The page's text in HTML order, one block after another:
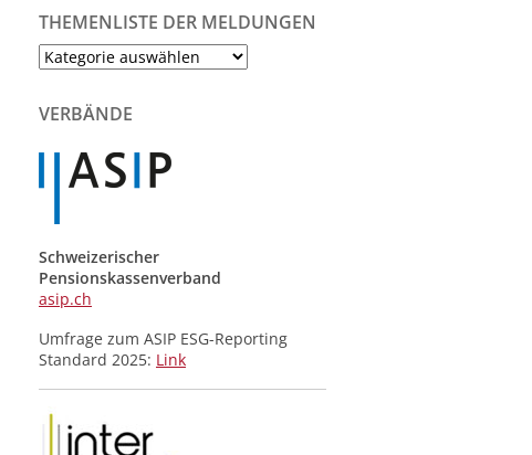
THEMENLISTE DER MELDUNGEN
Themenliste
Meldungen
VERBÄNDE
Schweizerischer
Pensionskassenverband
asip.ch
Umfrage zum ASIP ESG-Reporting
Standard 2025: Link